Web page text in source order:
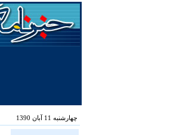
چهارشنبه 11 آبان 1390